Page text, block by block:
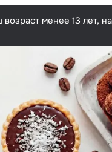
менее 13 лет,